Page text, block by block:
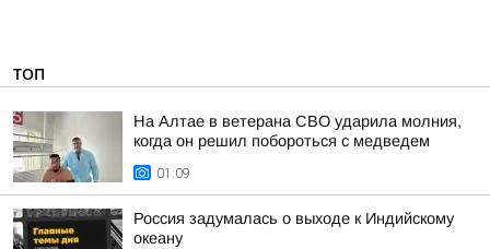
ТОП
На Алтае в ветерана СВО ударила молния,
когда он решил побороться с медведем
01:09
Россия задумалась о выходе к Индийскому
океану